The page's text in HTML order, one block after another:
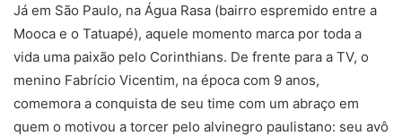
Já em São Paulo, na Água Rasa (bairro espremido entre a
Mooca e o Tatuapé), aquele momento marca por toda a
vida uma paixão pelo Corinthians. De frente para a TV, o
menino Fabrício Vicentim, na época com 9 anos,
comemora a conquista de seu time com um abraço em
quem o motivou a torcer pelo alvinegro paulistano: seu avô